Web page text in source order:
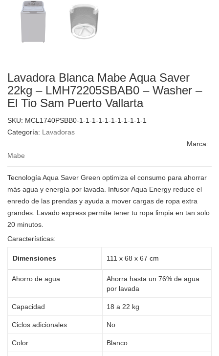
Lavadora Blanca Mabe Aqua Saver
22kg – LMH72205SBAB0 – Washer –
El Tio Sam Puerto Vallarta
SKU: MCL1740PSBB0-1-1-1-1-1-1-1-1-1-1-1
Categoría: Lavadoras
Marca:
Mabe
Tecnología Aqua Saver Green optimiza el consumo para ahorrar
más agua y energía por lavada. Infusor Aqua Energy reduce el
enredo de las prendas y ayuda a mover cargas de ropa extra
grandes. Lavado express permite tener tu ropa limpia en tan solo
20 minutos.
Características:
Dimensiones 111 x 68 x 67 cm
Ahorro de agua
Ahorra hasta un 76% de agua
por lavada
Capacidad 18 a 22 kg
Ciclos adicionales No
Color Blanco